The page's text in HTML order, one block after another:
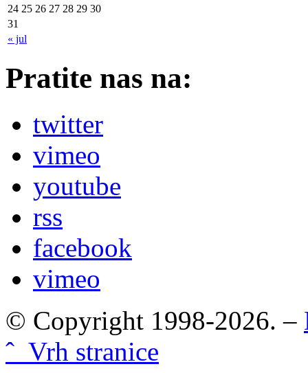
« jul
24 25 26 27 28 29 30
31
Pratite nas na:
twitter
vimeo
youtube
rss
facebook
vimeo
© Copyright 1998-2026. –
ˆ Vrh stranice